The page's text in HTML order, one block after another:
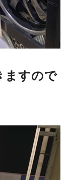
ますので